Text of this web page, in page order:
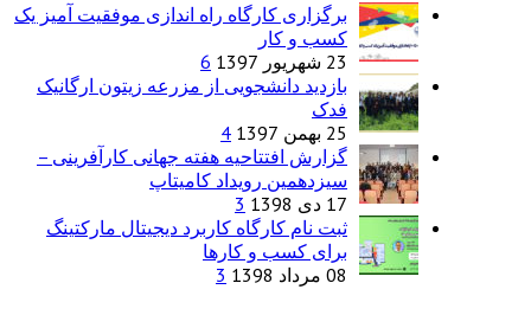
برگزاری کارگاه راه اندازی موفقیت آمیز یک
کسب و کار
23 شهریور 1397
6
بازدید دانشجویی از مزرعه زیتون ارگانیک
فدک
25 بهمن 1397
4
گزارش افتتاحیه هفته جهانی کارآفرینی –
سیزدهمین رویداد کامیتاپ
17 دی 1398
3
ثبت نام کارگاه کاربرد دیجیتال مارکتینگ
برای کسب و کارها
08 مرداد 1398
3